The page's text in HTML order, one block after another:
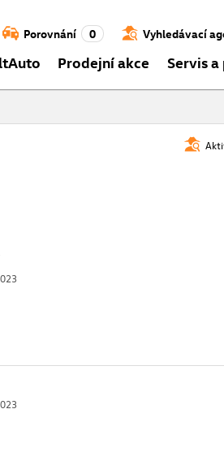
Porovnání 0 Vyhledávací
Prodejní akce Servis